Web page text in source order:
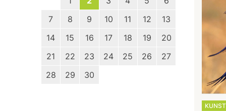
7
8 9 10 11 12
13
14
15 16 17 18 19
20
21
22 23 24 25 26
27
28
29 30